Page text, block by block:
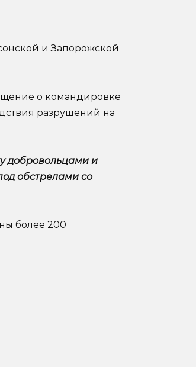
и Запорожской
о командировке
разрушений на
добровольцами и
обстрелами со
более 200